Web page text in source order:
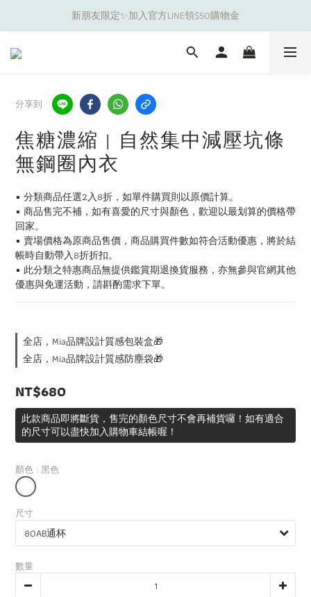
夏日舒適無痕｜3件$1199自由配專區
新朋友限定✨加入官方LINE領$50購物金
夏日舒適無痕｜3件$1199自由配專區
分享到
焦糖濃縮 | 自然集中減壓坑條
無鋼圈內衣
▪️ 分類商品任選2入8折，如單件購買則以原價計算。
▪️ 商品售完不補，如有喜愛的尺寸與顏色，歡迎以最划算的價格帶
回家。
▪️ 賣場價格為原商品售價，商品購買件數如符合活動優惠，將於結
帳時自動帶入8折折扣。
▪️ 此分類之特惠商品無提供鑑賞期退換貨服務，亦無參與官網其他
優惠與免運活動，請斟酌需求下單。
全店，Mia品牌設計質感包裝盒🎁
全店，Mia品牌設計質感防塵袋🎁
NT$680
此款商品即將斷貨，售完的顏色尺寸不會再補貨囉！如有適合
的尺寸可以盡快加入購物車結帳喔！
顏色 : 黑色
尺寸
數量